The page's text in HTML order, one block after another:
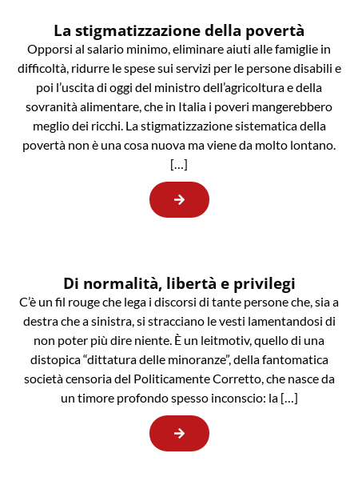
La stigmatizzazione della povertà
Opporsi al salario minimo, eliminare aiuti alle famiglie in
difficoltà, ridurre le spese sui servizi per le persone disabili e
poi l’uscita di oggi del ministro dell’agricoltura e della
sovranità alimentare, che in Italia i poveri mangerebbero
meglio dei ricchi. La stigmatizzazione sistematica della
povertà non è una cosa nuova ma viene da molto lontano.
[…]
Di normalità, libertà e privilegi
C’è un fil rouge che lega i discorsi di tante persone che, sia a
destra che a sinistra, si stracciano le vesti lamentandosi di
non poter più dire niente. È un leitmotiv, quello di una
distopica “dittatura delle minoranze”, della fantomatica
società censoria del Politicamente Corretto, che nasce da
un timore profondo spesso inconscio: la […]